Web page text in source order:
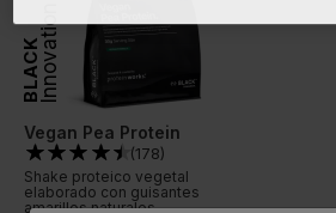
BLACKInnovation
Vegan Pea Protein
(178)
Shake proteico vegetal
elaborado con guisantes
amarillos naturales.